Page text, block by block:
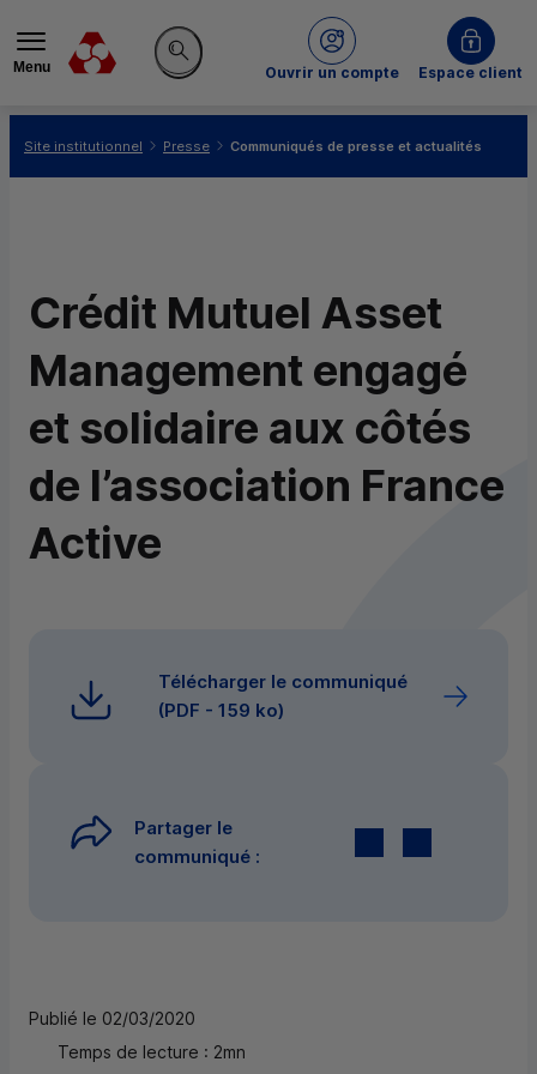
Menu
Rechercher sur le site
Ouvrir un compte
du Crédit MutuelEspace client
Site institutionnel Presse Communiqués de presse et actualités
Crédit Mutuel Asset
Management engagé
et solidaire aux côtés
de l’association France
Active
Télécharger le communiqué
(PDF - 159 ko)
Partager le
communiqué :
Publié le 02/03/2020
Temps de lecture : 2mn